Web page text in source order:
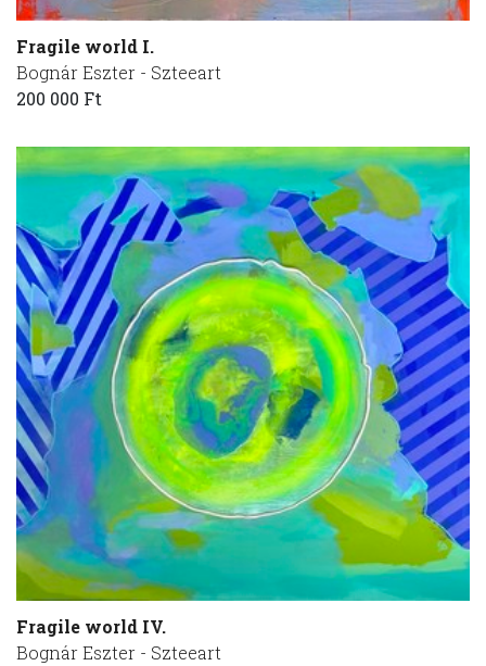
Fragile world I.
Bognár Eszter - Szteeart
200 000 Ft
Fragile world IV.
Bognár Eszter - Szteeart